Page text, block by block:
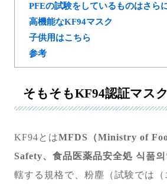
PFEの試験をしているものはさら
高機能なKF94マスク
子供用はこちら
参考
そもそもKF94認証マス
KF94とはMFDS（Ministry of
Safety、食品医薬品安全処 식품의
轄する規格で、粉塵（試験では（